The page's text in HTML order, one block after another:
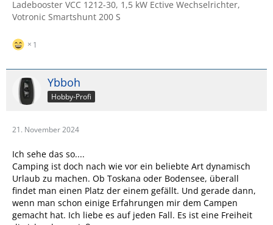
Ladebooster VCC 1212-30, 1,5 kW Ective Wechselrichter,
Votronic Smartshunt 200 S
1
Ybboh
Hobby-Profi
21. November 2024
Ich sehe das so....
Camping ist doch nach wie vor ein beliebte Art dynamisch
Urlaub zu machen. Ob Toskana oder Bodensee, überall
findet man einen Platz der einem gefällt. Und gerade dann,
wenn man schon einige Erfahrungen mir dem Campen
gemacht hat. Ich liebe es auf jeden Fall. Es ist eine Freiheit